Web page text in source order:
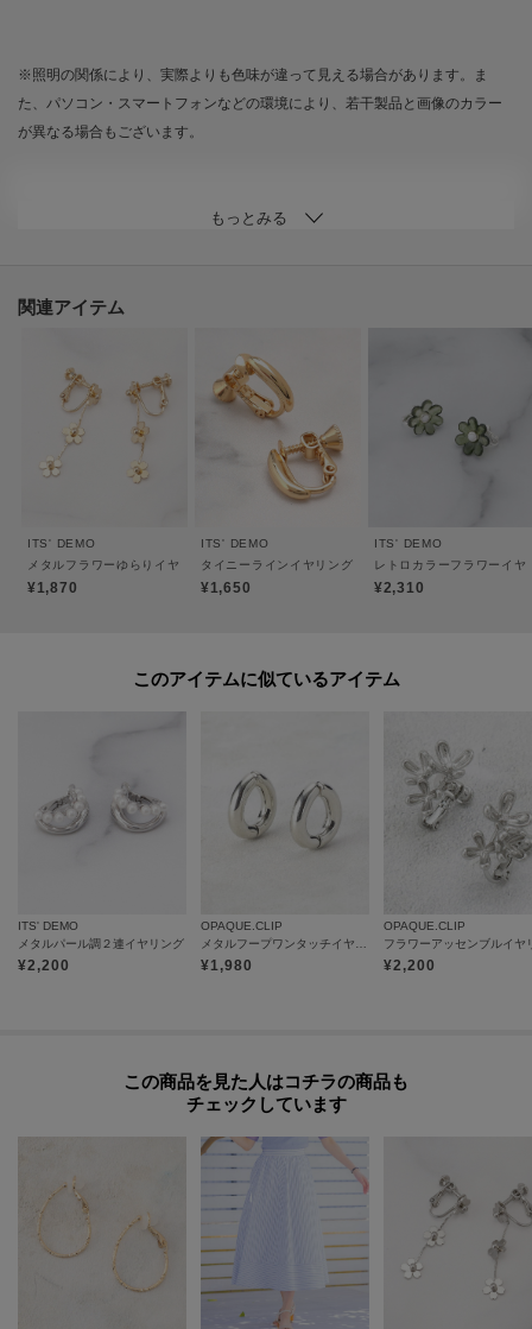
※照明の関係により、実際よりも色味が違って見える場合があります。ま
た、パソコン・スマートフォンなどの環境により、若干製品と画像のカラー
が異なる場合もございます。
・再入荷やセールの通知をお知らせ
・お気に入り一覧からいつでもチェック
▽ブランドのお気に入り登録も！
・新商品やお得な情報をいち早くお知らせ
関連アイテム
ITS' DEMO
メタルフラワーゆらりイヤリング
¥1,870
ITS' DEMO
タイニーラインイヤリング
¥1,650
ITS' DEMO
レトロカラーフラワーイヤ
¥2,310
このアイテムに似ているアイテム
ITS' DEMO
メタルパール調２連イヤリング
¥2,200
OPAQUE.CLIP
¥1,980
OPAQUE.CLIP
¥2,200
この商品を見た人はコチラの商品も
チェックしています